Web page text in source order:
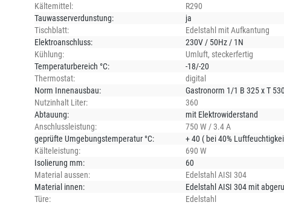
Kältemittel:
R290
Tauwasserverdunstung:
ja
Tischblatt:
Edelstahl mit Aufkantung
Elektroanschluss:
230V / 50Hz / 1N
Kühlung:
Umluft, steckerfertig
Temperaturbereich °C:
-18/-20
Thermostat:
digital
Norm Innenausbau:
Gastronorm 1/1 B 325 x T
Nutzinhalt Liter:
360
Abtauung:
mit Elektrowiderstand
Anschlussleistung:
750 W / 3.4 A
geprüfte Umgebungstemperatur °C:
+ 40 ( bei 40%
Kälteleistung:
690 W
Isolierung mm:
60
Material aussen:
Edelstahl AISI 304
Material innen:
Edelstahl AISI 304 mit
Türe:
Edelstahl